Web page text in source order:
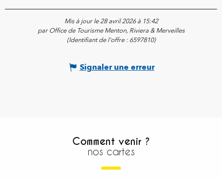
Mis à jour le 28 avril 2026 à 15:42
par Office de Tourisme Menton, Riviera & Merveilles
(Identifiant de l'offre : 6597810)
Signaler une erreur
Comment venir ?
nos cartes